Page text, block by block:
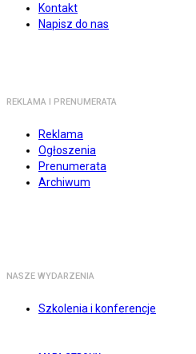
Kontakt
Napisz do nas
REKLAMA I PRENUMERATA
Reklama
Ogłoszenia
Prenumerata
Archiwum
NASZE WYDARZENIA
Szkolenia i konferencje